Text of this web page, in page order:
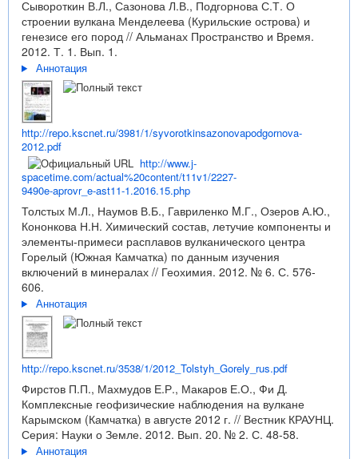
Сывороткин В.Л., Сазонова Л.В., Подгорнова С.Т. О
строении вулкана Менделеева (Курильские острова) и
генезисе его пород // Альманах Пространство и Время.
2012. Т. 1. Вып. 1.
Аннотация
http://repo.kscnet.ru/3981/1/syvorotkinsazonovapodgornova-
2012.pdf
http://www.j-
spacetime.com/actual%20content/t11v1/2227-
9490e-aprovr_e-ast11-1.2016.15.php
Толстых М.Л., Наумов В.Б., Гавриленко M.Г., Озеров А.Ю.,
Кононкова Н.Н. Химический состав, летучие компоненты и
элементы-примеси расплавов вулканического центра
Горелый (Южная Камчатка) по данным изучения
включений в минералах // Геохимия. 2012. № 6. С. 576-
606.
Аннотация
http://repo.kscnet.ru/3538/1/2012_Tolstyh_Gorely_rus.pdf
Фирстов П.П., Махмудов Е.Р., Макаров Е.О., Фи Д.
Комплексные геофизические наблюдения на вулкане
Карымском (Камчатка) в августе 2012 г. // Вестник КРАУНЦ.
Серия: Науки о Земле. 2012. Вып. 20. № 2. С. 48-58.
Аннотация